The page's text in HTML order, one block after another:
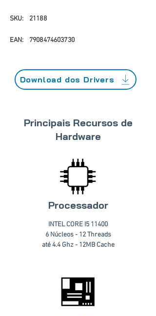
SKU: 21188
EAN: 7908474603730
Download dos Drivers
Principais Recursos de
Hardware
Processador
INTEL CORE I5 11400
6 Núcleos - 12 Threads
até 4.4 Ghz - 12MB Cache